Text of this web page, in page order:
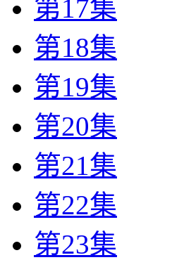
第17集
第18集
第19集
第20集
第21集
第22集
第23集